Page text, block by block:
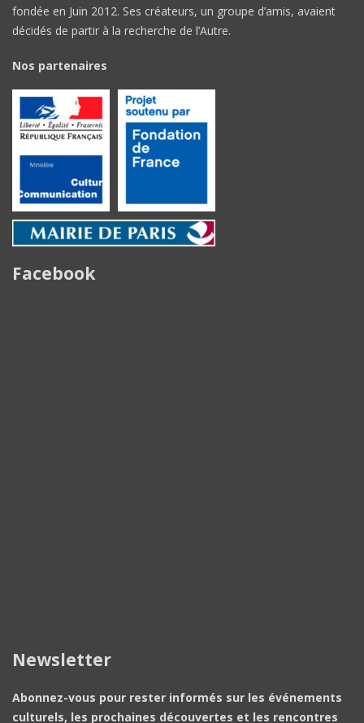
fondée en Juin 2012. Ses créateurs, un groupe d’amis, avaient
décidés de partir à la recherche de l’Autre.
Nos partenaires
Facebook
Newsletter
Abonnez-vous pour rester informés sur les événements
culturels, les prochaines découvertes et les rencontres